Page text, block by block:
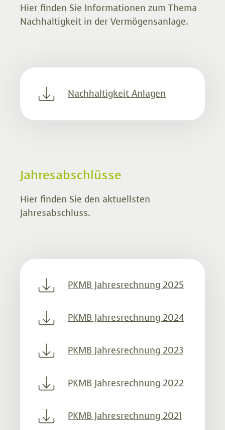
Vorsorge Info 2019 Nr. 1
Vorsorge Info 2017 Nr. 1
Vorsorge Info 2016 Nr. 2
Vorsorge Info 2015 Nr. 1
Vorsorge Info 2014 Nr. 1
Vorsorge Info 2013 Nr. 1
Vorsorge Info 2012 Nr. 1
Vorsorge Info 2011 Nr. 2
Vorsorge Info 2011 Nr. 1
Hier finden Sie Informationen zum Thema
Nachhaltigkeit in der Vermögensanlage.
Nachhaltigkeit Anlagen
Jahresabschlüsse
Hier finden Sie den aktuellsten
Jahresabschluss.
PKMB Jahresrechnung 2025
PKMB Jahresrechnung 2024
PKMB Jahresrechnung 2023
PKMB Jahresrechnung 2022
PKMB Jahresrechnung 2021